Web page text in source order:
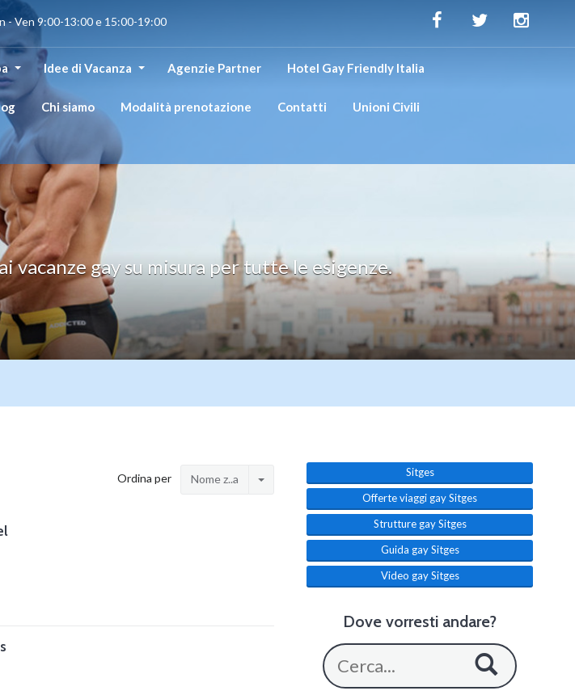
Ven 9:00-13:00 e 15:00-19:00
Idee di Vacanza Agenzie Partner Hotel Gay Friendly Italia
Chi siamo Modalità prenotazione Contatti Unioni Civili
vacanze gay su misura per tutte le esigenze.
Ordina per Nome z..a
Sitges
Offerte viaggi gay Sitges
Strutture gay Sitges
Guida gay Sitges
Video gay Sitges
Dove vorresti andare?